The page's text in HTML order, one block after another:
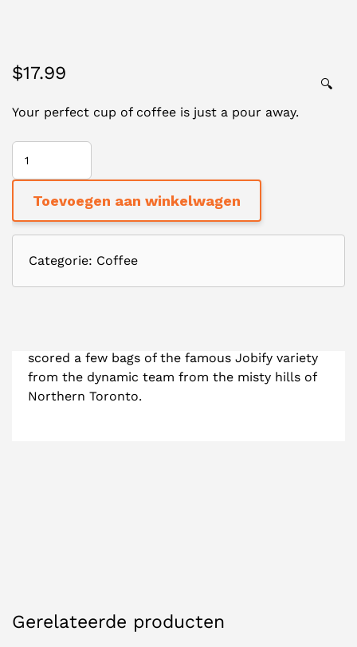
🔍
$17.99
Your perfect cup of coffee is just a pour away.
JOBIFY
COFFEE
AANTAL
Toevoegen aan winkelwagen
Categorie: Coffee
Beschrijving
scored a few bags of the famous Jobify variety
from the dynamic team from the misty hills of
Northern Toronto.
Gerelateerde producten